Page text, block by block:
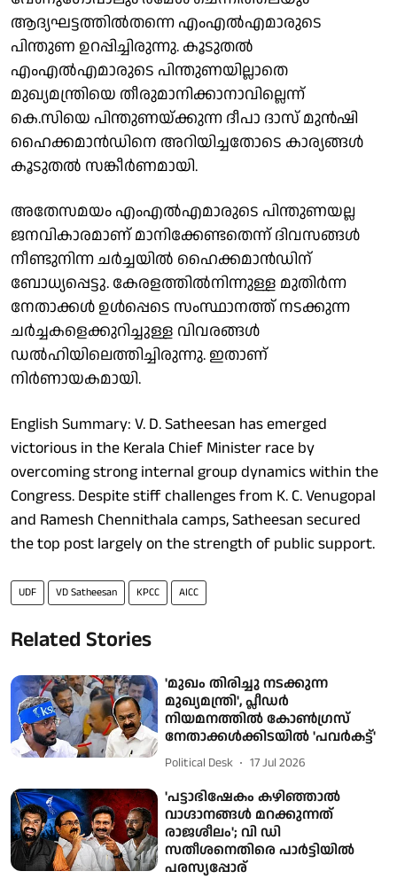
ആദ്യഘട്ടത്തില്‍തന്നെ എംഎല്‍എമാരുടെ
പിന്തുണ ഉറപ്പിച്ചിരുന്നു. കൂടുതൽ
എംഎല്‍എമാരുടെ പിന്തുണയില്ലാതെ
മുഖ്യമന്ത്രിയെ തീരുമാനിക്കാനാവില്ലെന്ന്
കെ.സിയെ പിന്തുണയ്ക്കുന്ന ദീപാ ദാസ് മുന്‍ഷി
ഹൈക്കമാന്‍ഡിനെ അറിയിച്ചതോടെ കാര്യങ്ങള്‍
കൂടുതല്‍ സങ്കീർണമായി.
അതേസമയം എംഎല്‍എമാരുടെ പിന്തുണയല്ല
ജനവികാരമാണ് മാനിക്കേണ്ടതെന്ന് ദിവസങ്ങള്‍
നീണ്ടുനിന്ന ചർച്ചയില്‍ ഹൈക്കമാന്‍ഡിന്
ബോധ്യപ്പെട്ടു. കേരളത്തില്‍നിന്നുള്ള മുതിർന്ന
നേതാക്കള്‍ ഉള്‍പ്പെടെ സംസ്ഥാനത്ത് നടക്കുന്ന
ചർച്ചകളെക്കുറിച്ചുള്ള വിവരങ്ങള്‍
ഡല്‍ഹിയിലെത്തിച്ചിരുന്നു. ഇതാണ്
നിർണായകമായി.
English Summary: V. D. Satheesan has emerged
victorious in the Kerala Chief Minister race by
overcoming strong internal group dynamics within the
Congress. Despite stiff challenges from K. C. Venugopal
and Ramesh Chennithala camps, Satheesan secured
the top post largely on the strength of public support.
UDF VD Satheesan KPCC AICC
Related Stories
'മുഖം തിരിച്ചു നടക്കുന്ന
മുഖ്യമന്ത്രി', പ്ലീഡര്‍
നിയമനത്തില്‍ കോണ്‍ഗ്രസ്
നേതാക്കൾക്കിടയില്‍ 'പവര്‍കട്ട്'
Political Desk 17 Jul 2026
'പട്ടാഭിഷേകം കഴിഞ്ഞാൽ
വാഗ്ദാനങ്ങൾ മറക്കുന്നത്
രാജശീലം'; വി ഡി
സതീശനെതിരെ പാർട്ടിയിൽ
പരസ്യപ്പോര്